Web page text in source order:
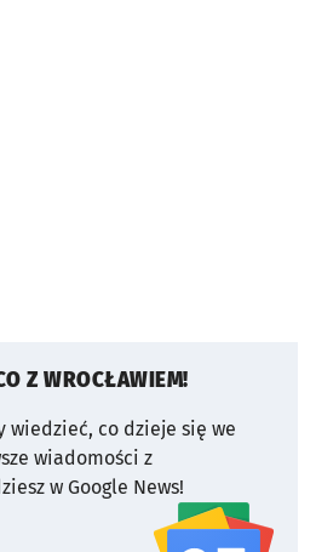
Z WROCŁAWIEM!
wiedzieć, co dzieje się we
wiadomości z
w Google News!